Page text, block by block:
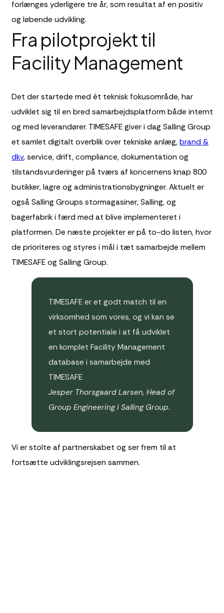
forlænges yderligere tre år, som resultat af en positiv
og løbende udvikling.
Fra pilotprojekt til
Facility Management
Det der startede med ét teknisk fokusområde, har
udviklet sig til en bred samarbejdsplatform både internt
og med leverandører. TIMESAFE giver i dag Salling Group
et samlet digitalt overblik over tekniske anlæg, brand &
dkv, service, drift, compliance, dokumentation og
tilstandsvurderinger på tværs af koncernens knap 800
butikker, lagre og administrationsbygninger. Aktuelt er
også Salling Groups stormagasiner, Salling, og
bagerfabrik i færd med at blive implementeret i
platformen. De næste projekter er på to-do listen, hvor
de prioriteres og styres i mål i tæt samarbejde mellem
TIMESAFE og Salling Group.
TIMESAFE er et godt match til en
virksomhed som vores, og vi kan se
et stort potentiale i at få udviklet
en komplet Facility Management
database i samarbejde med
TIMESAFE
Jesper Thorsgaard Larsen, Head of
Group Engineering i Salling Group.
Vi er stolte af partnerskabet og ser frem til at
fortsætte udviklingsrejsen sammen.